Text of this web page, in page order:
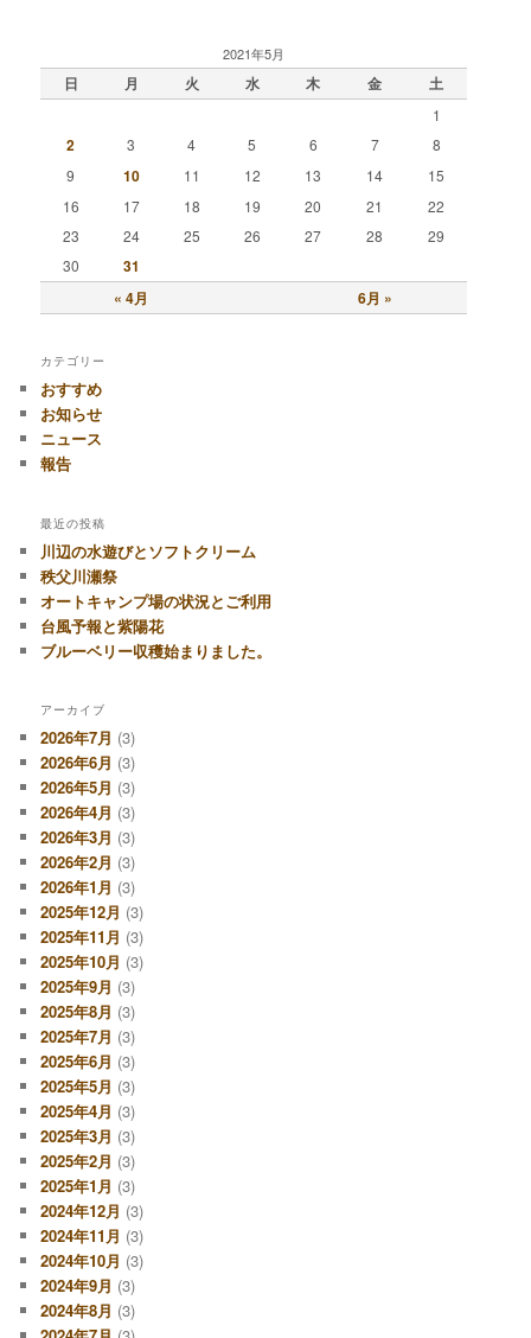
2021年5月
日 月 火 水 木 金 土
« 4月 6月 »
1
2 3 4 5 6 7
8
9
10 11 12 13 14
15
16
17 18 19 20 21
22
23
24 25 26 27 28
29
30
31
カテゴリー
おすすめ
お知らせ
ニュース
報告
最近の投稿
川辺の水遊びとソフトクリーム
秩父川瀬祭
オートキャンプ場の状況とご利用
台風予報と紫陽花
ブルーベリー収穫始まりました。
アーカイブ
2026年7月 (3)
2026年6月 (3)
2026年5月 (3)
2026年4月 (3)
2026年3月 (3)
2026年2月 (3)
2026年1月 (3)
2025年12月 (3)
2025年11月 (3)
2025年10月 (3)
2025年9月 (3)
2025年8月 (3)
2025年7月 (3)
2025年6月 (3)
2025年5月 (3)
2025年4月 (3)
2025年3月 (3)
2025年2月 (3)
2025年1月 (3)
2024年12月 (3)
2024年11月 (3)
2024年10月 (3)
2024年9月 (3)
2024年8月 (3)